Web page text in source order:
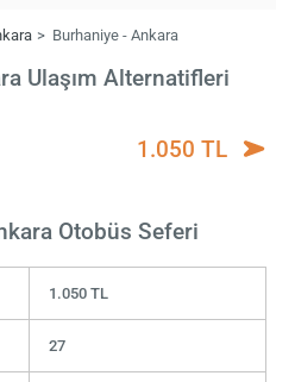
Burhaniye - Ankara
Ulaşım Alternatifleri
1.050 TL
Otobüs Seferi
1.050 TL
27